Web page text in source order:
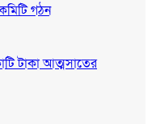
গঠন
টাকা আত্মসাতের